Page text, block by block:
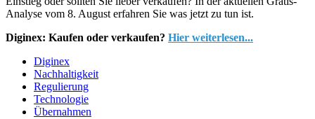
Analyse vom 8. August erfahren Sie was jetzt zu tun ist.
Diginex: Kaufen oder verkaufen? Hier weiterlesen...
Diginex
Nachhaltigkeit
Regulierung
Technologie
Übernahmen